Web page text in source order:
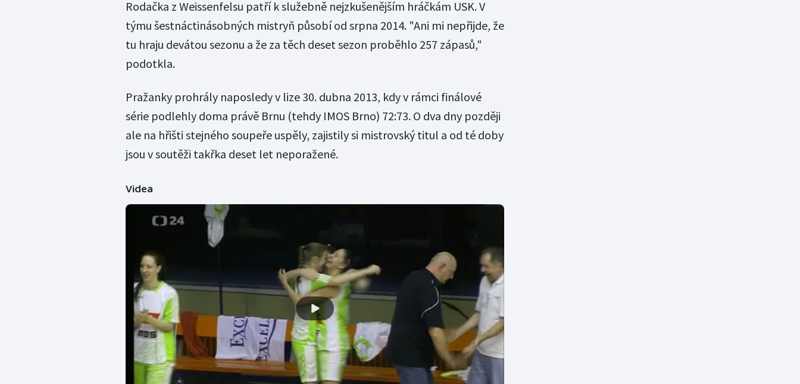
Rodačka z Weissenfelsu patří k služebně nejzkušenějším hráčkám USK. V
týmu šestnáctinásobných mistryň působí od srpna 2014. "Ani mi nepřijde, že
tu hraju devátou sezonu a že za těch deset sezon proběhlo 257 zápasů,"
podotkla.
Pražanky prohrály naposledy v lize 30. dubna 2013, kdy v rámci finálové
série podlehly doma právě Brnu (tehdy IMOS Brno) 72:73. O dva dny později
ale na hřišti stejného soupeře uspěly, zajistily si mistrovský titul a od té doby
jsou v soutěži takřka deset let neporažené.
Videa